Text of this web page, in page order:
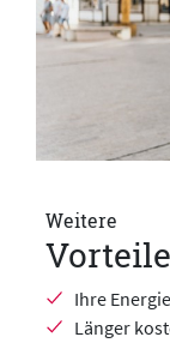
Weitere
Vorteile
Ihre
Länger